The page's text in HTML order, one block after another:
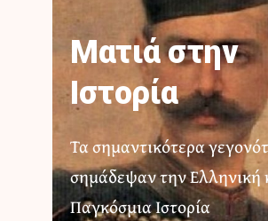
Ματιά στην
Ιστορία
Τα σημαντικότερα
σημάδεψαν την Ελληνική
Παγκόσμια Ιστορία